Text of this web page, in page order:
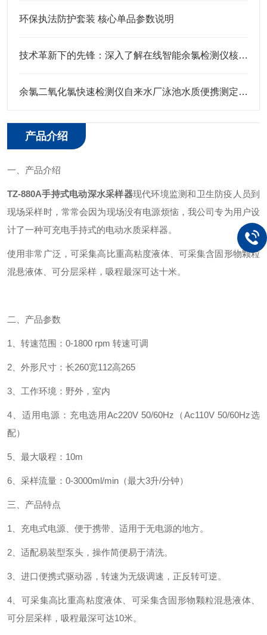
环保执法防护套装 核心单品参数说明
技术革新下的先锋：深入了解在线智能余氯检测仪核心部件
余氯二氧化氯快速检测仪自来水厂泳池水质便携测定设备
产品介绍
一、产品介绍
TZ-880A手持式电动深水采样器现代环境监测和卫生防疫人员到
现场采样时，常常会因为现场没有电源烦恼，我公司专为用户设
计了一种可充电手持式的电动水质采样器。
使用非常广泛，可采集高比重高粘度液体、可采集含固形物颗粒
混悬液体、可分层采样，吸程最深可达十米。
二、产品参数
1、转速范围：0-1800 rpm 转速可调
2、外形尺寸：长260宽112高265
3、工作环境：野外，室内
4、适用电源：充电选用Ac220V 50/60Hz（Ac110V 50/60Hz选
配）
5、最大吸程：10m
6、采样流量：0-3000ml/min（最大3升/分钟）
三、产品特点
1、充电式电源、便于携带、适用于无电源的地方。
2、适配易装型泵头，操作简便易于清洗。
3、进口便携式驱动器，转速为无级调速，正反转可逆。
4、可采集高比重高粘度液体、可采集含固形物颗粒混悬液体、
可分层采样，吸程最深可达10米。